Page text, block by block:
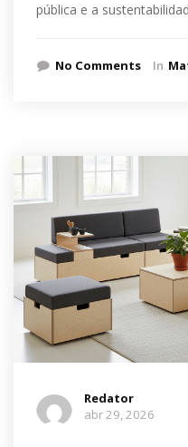
pública e a
No Comments In
Redator
abr 29, 2026